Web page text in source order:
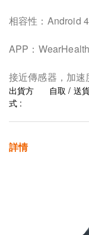
相容性：Android
APP：
接近傳感器，加
出貨方
式 :
自取 / 送
詳情